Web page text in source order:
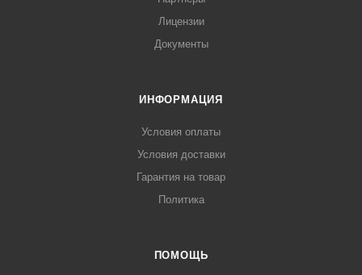
Лицензии
Документы
ИНФОРМАЦИЯ
Условия оплаты
Условия доставки
Гарантия на товар
Политика
ПОМОЩЬ